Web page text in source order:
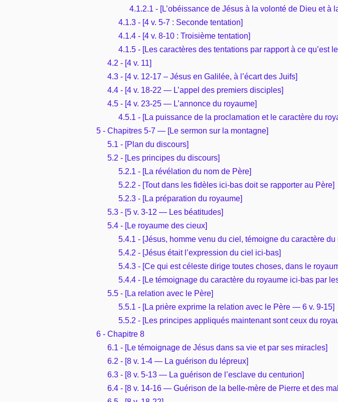
4.1.2.1 - [L’obéissance de Jésus à la volonté de Dieu et à
4.1.3 - [4 v. 5-7 : Seconde tentation]
4.1.4 - [4 v. 8-10 : Troisième tentation]
4.1.5 - [Les caractères des tentations par rapport à ce qu’est
4.2 - [4 v. 11]
4.3 - [4 v. 12-17 – Jésus en Galilée, à l’écart des Juifs]
4.4 - [4 v. 18-22 — L’appel des premiers disciples]
4.5 - [4 v. 23-25 — L’annonce du royaume]
4.5.1 - [La puissance de la proclamation et le caractère du
5 - Chapitres 5-7 — [Le sermon sur la montagne]
5.1 - [Plan du discours]
5.2 - [Les principes du discours]
5.2.1 - [La révélation du nom de Père]
5.2.2 - [Tout dans les fidèles ici-bas doit se rapporter au Père]
5.2.3 - [La préparation du royaume]
5.3 - [5 v. 3-12 — Les béatitudes]
5.4 - [Le royaume des cieux]
5.4.1 - [Jésus, homme venu du ciel, témoigne du caractère du
5.4.2 - [Jésus était l’expression du ciel ici-bas]
5.4.3 - [Ce qui est céleste dirige toutes choses, dans le
5.4.4 - [Le témoignage du caractère du royaume ici-bas par
5.5 - [La relation avec le Père]
5.5.1 - [La prière exprime la relation avec le Père — 6 v. 9-15]
5.5.2 - [Les principes appliqués maintenant sont ceux du
6 - Chapitre 8
6.1 - [Le témoignage de Jésus dans sa vie et par ses miracles]
6.2 - [8 v. 1-4 — La guérison du lépreux]
6.3 - [8 v. 5-13 — La guérison de l’esclave du centurion]
6.4 - [8 v. 14-16 — Guérison de la belle-mère de Pierre et des